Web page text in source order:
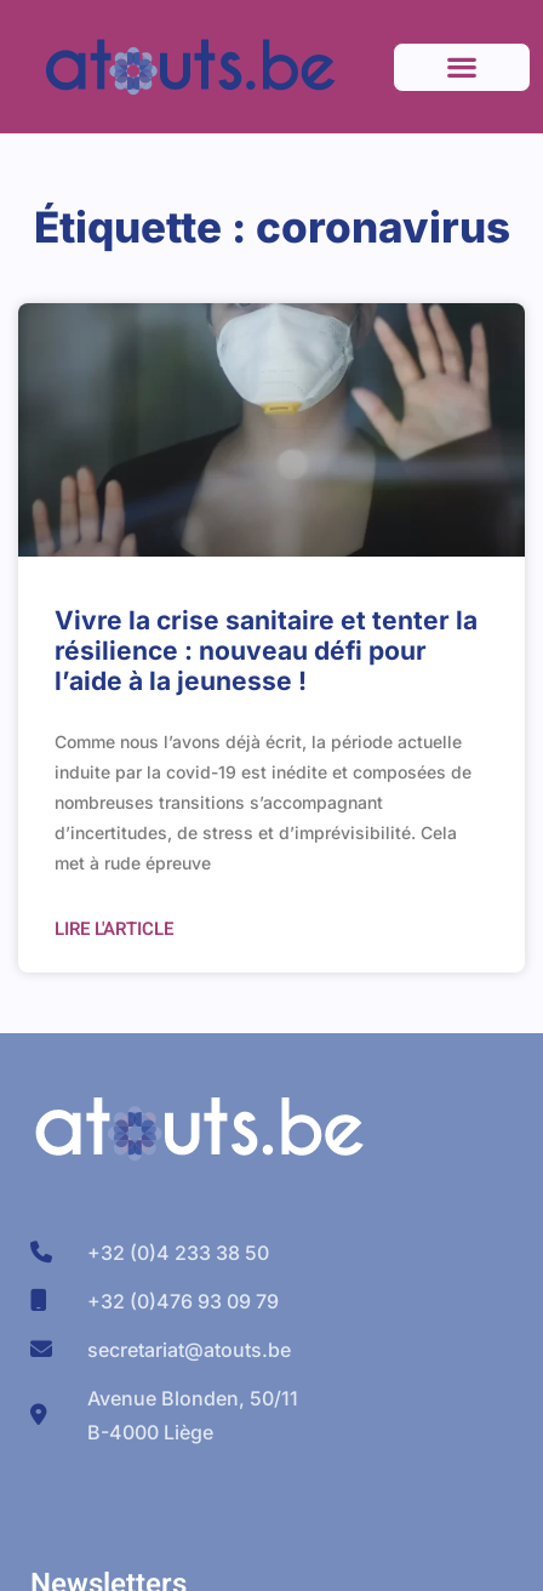
Étiquette : coronavirus
Vivre la crise sanitaire et tenter la
résilience : nouveau défi pour
l’aide à la jeunesse !
Comme nous l’avons déjà écrit, la période actuelle
induite par la covid-19 est inédite et composées de
nombreuses transitions s’accompagnant
d’incertitudes, de stress et d’imprévisibilité. Cela
met à rude épreuve
LIRE L'ARTICLE
+32 (0)4 233 38 50
+32 (0)476 93 09 79
secretariat@atouts.be
Avenue Blonden, 50/11
B-4000 Liège